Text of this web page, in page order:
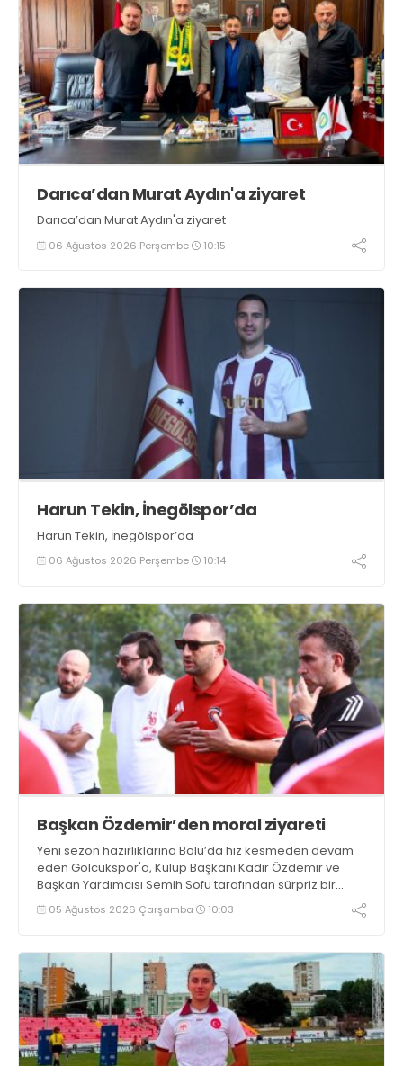
Darıca’dan Murat Aydın'a ziyaret
Darıca’dan Murat Aydın'a ziyaret
06 Ağustos 2026 Perşembe 10:15
Harun Tekin, İnegölspor’da
Harun Tekin, İnegölspor’da
06 Ağustos 2026 Perşembe 10:14
Başkan Özdemir’den moral ziyareti
Yeni sezon hazırlıklarına Bolu’da hız kesmeden devam
eden Gölcükspor'a, Kulüp Başkanı Kadir Özdemir ve
Başkan Yardımcısı Semih Sofu tarafından sürpriz bir
moral ziyareti gerçekleştirildi
05 Ağustos 2026 Çarşamba 10:03